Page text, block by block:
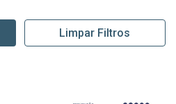
Limpar Filtros